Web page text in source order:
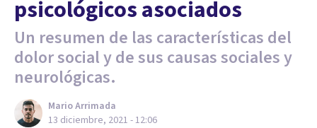
psicológicos asociados
Un resumen de las características del
dolor social y de sus causas sociales y
neurológicas.
Mario Arrimada
13 diciembre, 2021 - 12:06